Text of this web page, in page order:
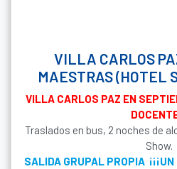
VILLA CARLOS
MAESTRAS (HOTEL
VILLA CARLOS PAZ EN
Traslados en bus, 2 noches de
Show.
SALIDA GRUPAL PROPIA